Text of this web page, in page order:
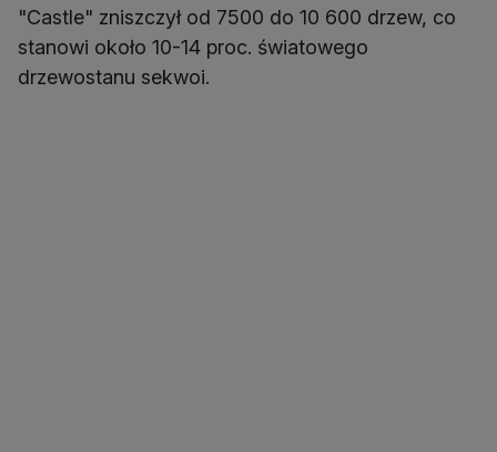
"Castle" zniszczył od 7500 do 10 600 drzew, co
stanowi około 10-14 proc. światowego
drzewostanu sekwoi.